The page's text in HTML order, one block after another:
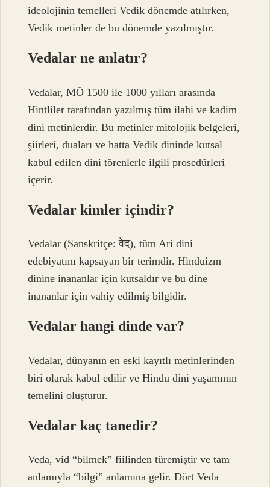
ideolojinin temelleri Vedik dönemde atılırken,
Vedik metinler de bu dönemde yazılmıştır.
Vedalar ne anlatır?
Vedalar, MÖ 1500 ile 1000 yılları arasında
Hintliler tarafından yazılmış tüm ilahi ve kadim
dini metinlerdir. Bu metinler mitolojik belgeleri,
şiirleri, duaları ve hatta Vedik dininde kutsal
kabul edilen dini törenlerle ilgili prosedürleri
içerir.
Vedalar kimler içindir?
Vedalar (Sanskritçe: वेद), tüm Ari dini
edebiyatını kapsayan bir terimdir. Hinduizm
dinine inananlar için kutsaldır ve bu dine
inananlar için vahiy edilmiş bilgidir.
Vedalar hangi dinde var?
Vedalar, dünyanın en eski kayıtlı metinlerinden
biri olarak kabul edilir ve Hindu dini yaşamının
temelini oluşturur.
Vedalar kaç tanedir?
Veda, vid “bilmek” fiilinden türemiştir ve tam
anlamıyla “bilgi” anlamına gelir. Dört Veda